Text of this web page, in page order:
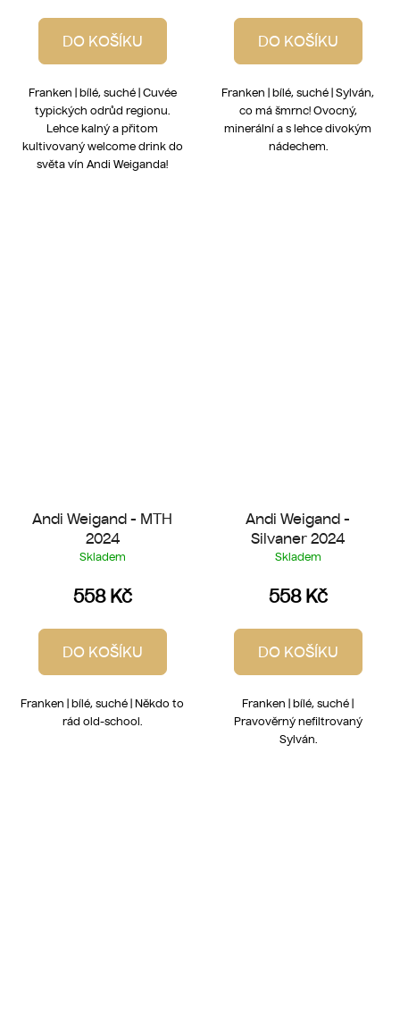
DO KOŠÍKU
Franken | bílé, suché | Cuvée
typických odrůd regionu.
Lehce kalný a přitom
kultivovaný welcome drink do
světa vín Andi Weiganda!
DO KOŠÍKU
Franken | bílé, suché | Sylván,
co má šmrnc! Ovocný,
minerální a s lehce divokým
nádechem.
Andi Weigand - MTH
2024
Skladem
558 Kč
DO KOŠÍKU
Franken | bílé, suché | Někdo to
rád old-school.
Andi Weigand -
Silvaner 2024
Skladem
558 Kč
DO KOŠÍKU
Franken | bílé, suché |
Pravověrný nefiltrovaný
Sylván.